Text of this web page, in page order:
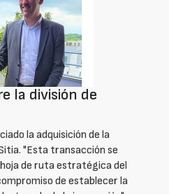
la división de
la adquisición de la
"Esta transacción se
de ruta estratégica del
de establecer la